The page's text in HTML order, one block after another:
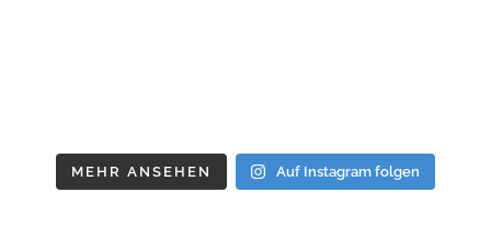
MEHR ANSEHEN Auf Instagram folgen